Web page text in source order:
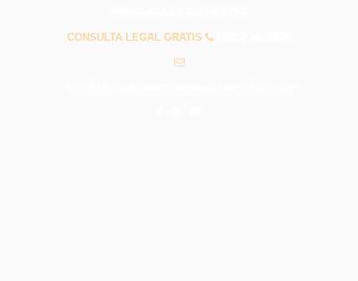
CONSULTA LEGAL GRATIS